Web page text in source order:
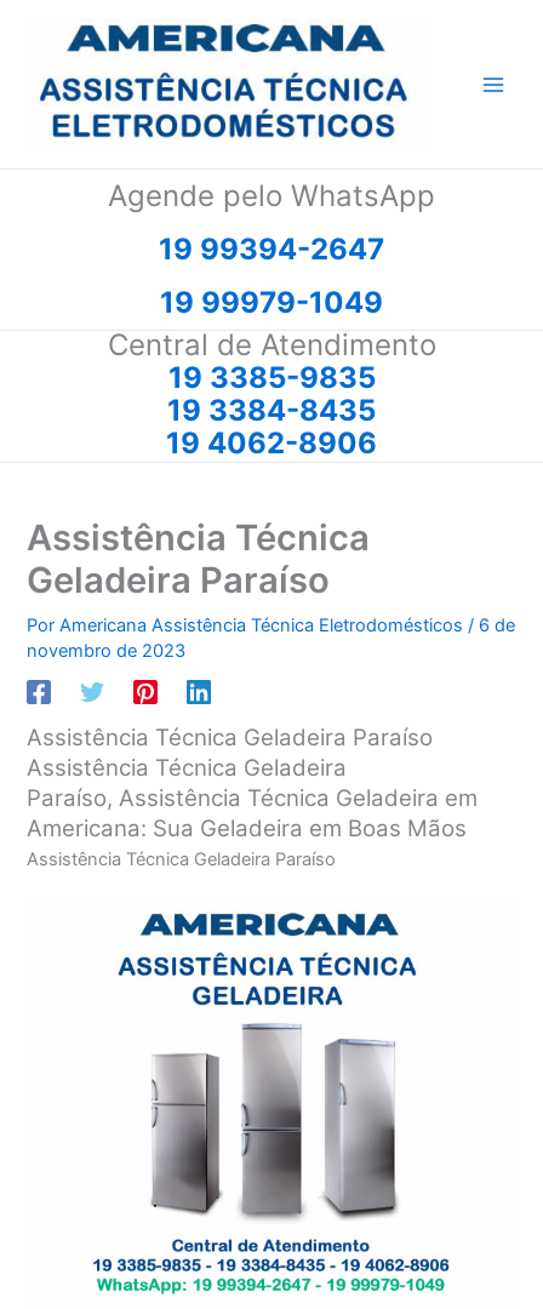
conteúdo
Agende pelo WhatsApp
19 99394-2647
19 99979-1049
Central de Atendimento
19 3385-9835
19 3384-8435
19 4062-8906
Assistência Técnica
Geladeira Paraíso
PorAmericana Assistência Técnica Eletrodomésticos/ 6 de
novembro de 2023
Assistência Técnica Geladeira Paraíso
Assistência Técnica Geladeira
Paraíso, Assistência Técnica Geladeira em
Americana: Sua Geladeira em Boas Mãos
Assistência Técnica Geladeira Paraíso